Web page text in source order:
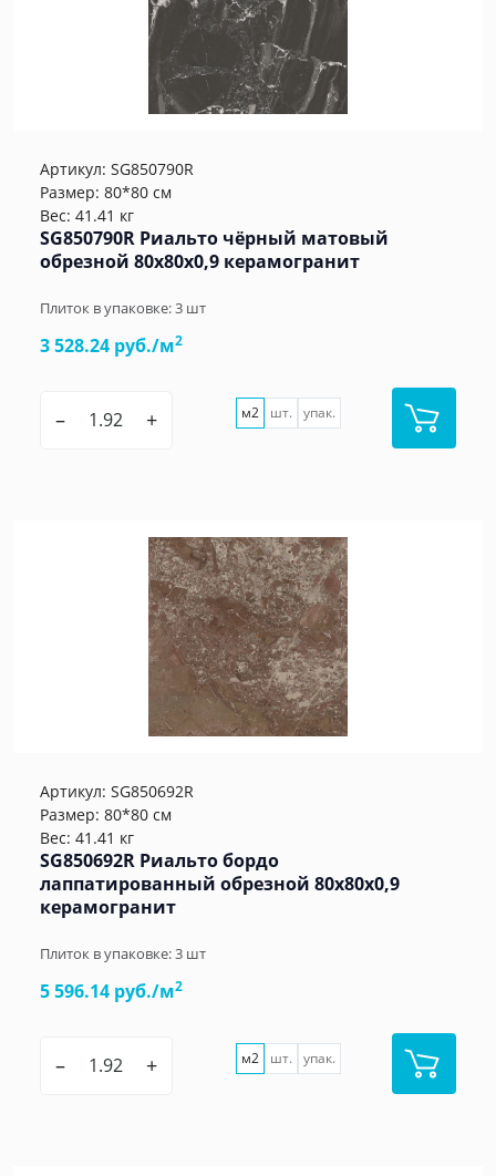
Артикул: SG850790R
Размер: 80*80 см
Вес: 41.41 кг
SG850790R Риальто чёрный матовый
обрезной 80x80x0,9 керамогранит
Плиток в упаковке:3 шт
3 528.24 руб./м2
– + м2 шт. упак.
Артикул: SG850692R
Размер: 80*80 см
Вес: 41.41 кг
SG850692R Риальто бордо
лаппатированный обрезной 80x80x0,9
керамогранит
Плиток в упаковке:3 шт
5 596.14 руб./м2
– + м2 шт. упак.